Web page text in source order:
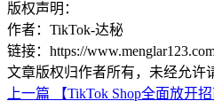
版权声明：
作者：TikTok-达秘
链接：https://
文章版权归作者所有，未经允许
上一篇
【TikTok Shop全面放开